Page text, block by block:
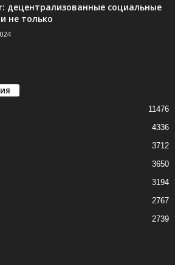
децентрализованные социальные
не только
11476
4336
3712
3650
3194
2767
2739